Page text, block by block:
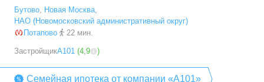
Бутово, Новая Москва,
НАО (Новомосковский административный округ)
Потапово
22 мин.
ЗастройщикА101 (4,9 )
Семейная ипотека от компании «А101»